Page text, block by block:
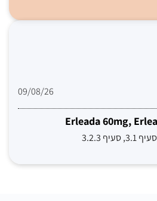
09/08/26
Erleada 60mg,